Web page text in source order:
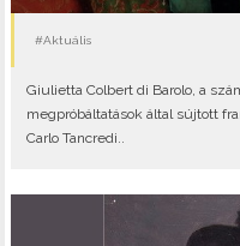
#Aktuális
Giulietta Colbert di Barolo, a
megpróbáltatások által sújtott
Carlo Tancredi..